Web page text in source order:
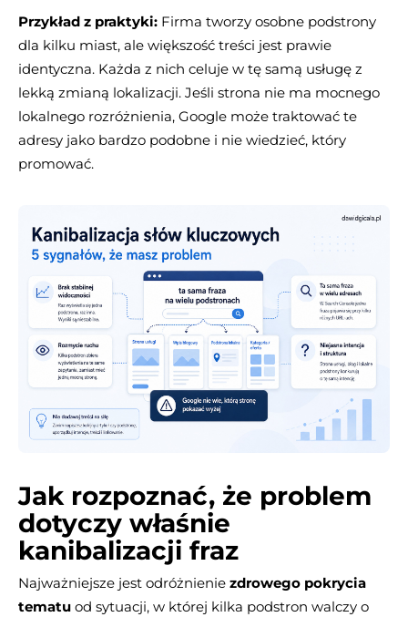
Przykład z praktyki: Firma tworzy osobne podstrony
dla kilku miast, ale większość treści jest prawie
identyczna. Każda z nich celuje w tę samą usługę z
lekką zmianą lokalizacji. Jeśli strona nie ma mocnego
lokalnego rozróżnienia, Google może traktować te
adresy jako bardzo podobne i nie wiedzieć, który
promować.
Jak rozpoznać, że problem
dotyczy właśnie
kanibalizacji fraz
Najważniejsze jest odróżnienie zdrowego pokrycia
tematu od sytuacji, w której kilka podstron walczy o